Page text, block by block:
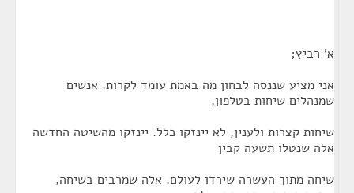
א' רביץ;
אני מציע שננסה לבחון מה באמת עומד לקרות. אנשים
שמנהלים שיחות בטלפון,
שיחות קצרות ולענין, לא יינזקו כלל. יינזקו מהשיטה החדשה
אלה שנטלו תשעה קבין
שיחה מתוך העשרה שירדו לעולם. אלה שמרבים בשיחה,